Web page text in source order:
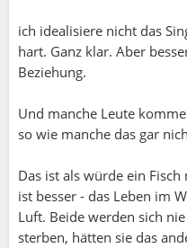
ich idealisiere nicht das
hart. Ganz klar. Aber
Beziehung.
Und manche Leute
so wie manche das gar
Das ist als würde ein
ist besser - das Leben im
Luft. Beide werden sich
sterben, hätten sie das